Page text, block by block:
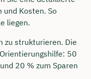
und Kosten. So
liegen.
zu strukturieren. Die
50
20 % zum Sparen